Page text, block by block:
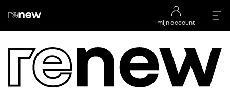
mijn account